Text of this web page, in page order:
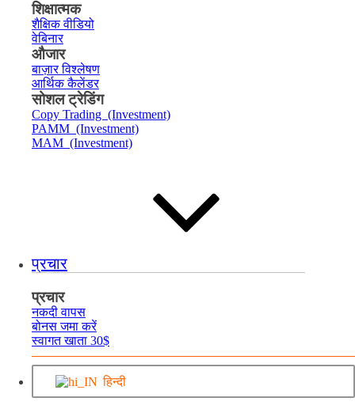
शिक्षात्मक
शैक्षिक वीडियो
वेबिनार
औजार
बाज़ार विश्लेषण
आर्थिक कैलेंडर
सोशल ट्रेडिंग
Copy Trading (Investment)
PAMM (Investment)
MAM (Investment)
प्रचार
प्रचार
नकदी वापस
बोनस जमा करें
स्वागत खाता 30$
हिन्दी